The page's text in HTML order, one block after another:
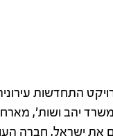
התחדשות
יהב ושות',
ישראל, חברה